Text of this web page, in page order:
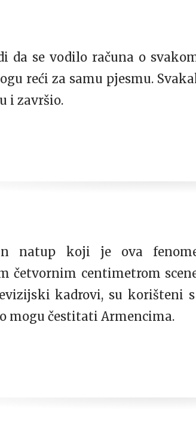
da se vodilo računa o
reći za samu pjesmu.
i završio.
natup koji je ova
četvornim centimetrom
kadrovi, su korišteni
mogu čestitati Armencima.